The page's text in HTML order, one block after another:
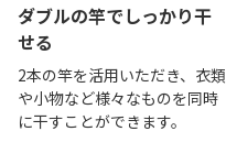
ダブルの竿でしっかり干
せる
2本の竿を活用いただき、衣類
や小物など様々なものを同時
に干すことができます。